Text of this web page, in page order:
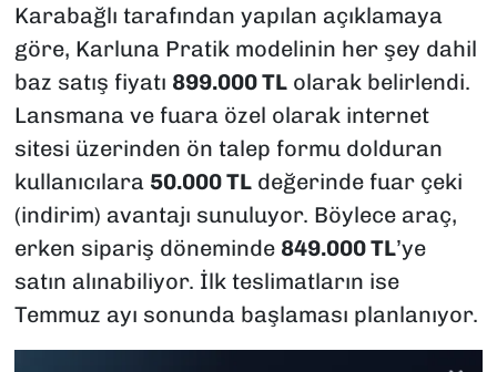
Karabağlı tarafından yapılan açıklamaya
göre, Karluna Pratik modelinin her şey dahil
baz satış fiyatı 899.000 TLolarak belirlendi.
Lansmana ve fuara özel olarak internet
sitesi üzerinden ön talep formu dolduran
kullanıcılara 50.000 TLdeğerinde fuar çeki
(indirim) avantajı sunuluyor. Böylece araç,
erken sipariş döneminde 849.000 TL’ye
satın alınabiliyor. İlk teslimatların ise
Temmuz ayı sonunda başlaması planlanıyor.